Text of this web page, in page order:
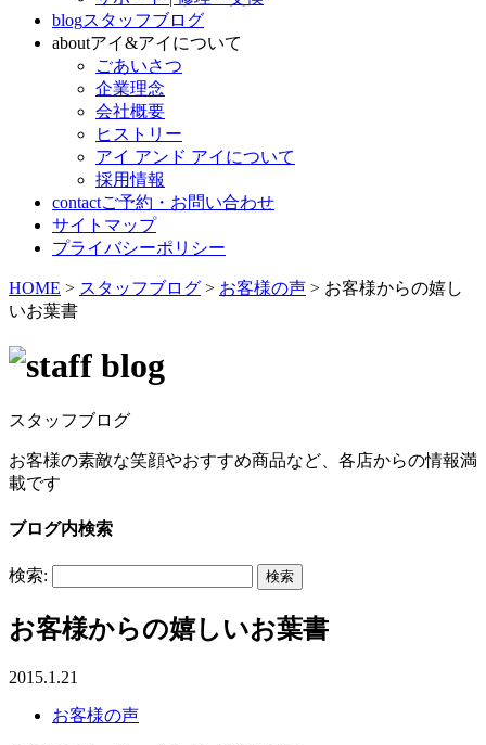
blogスタッフブログ
aboutアイ&アイについて
ごあいさつ
企業理念
会社概要
ヒストリー
アイ アンド アイについて
採用情報
contactご予約・お問い合わせ
サイトマップ
プライバシーポリシー
HOME > スタッフブログ > お客様の声 > お客様からの嬉し
いお葉書
スタッフブログ
お客様の素敵な笑顔やおすすめ商品など、各店からの情報満
載です
ブログ内検索
検索:
お客様からの嬉しいお葉書
2015.1.21
お客様の声